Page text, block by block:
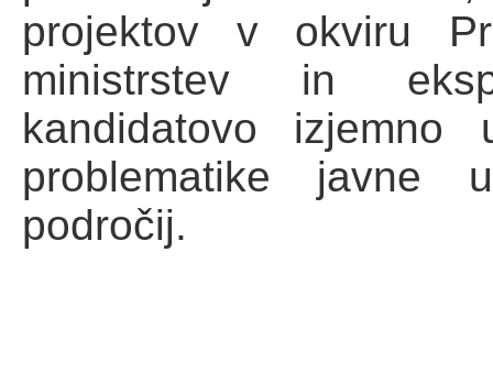
projektov v okviru
ministrstev in
kandidatovo izjemno
problematike javne
področij.